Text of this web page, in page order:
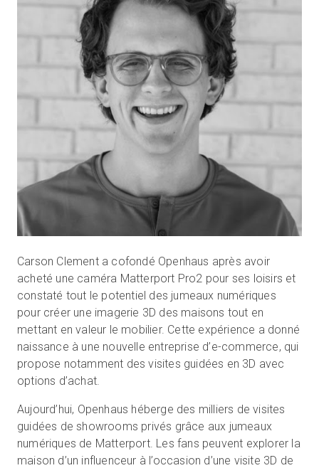
Carson Clement a cofondé Openhaus après avoir
acheté une caméra Matterport Pro2 pour ses loisirs et
constaté tout le potentiel des jumeaux numériques
pour créer une imagerie 3D des maisons tout en
mettant en valeur le mobilier. Cette expérience a donné
naissance à une nouvelle entreprise d’e-commerce, qui
propose notamment des visites guidées en 3D avec
options d’achat.
Aujourd’hui, Openhaus héberge des milliers de visites
guidées de showrooms privés grâce aux jumeaux
numériques de Matterport. Les fans peuvent explorer la
maison d’un influenceur à l’occasion d’une visite 3D de